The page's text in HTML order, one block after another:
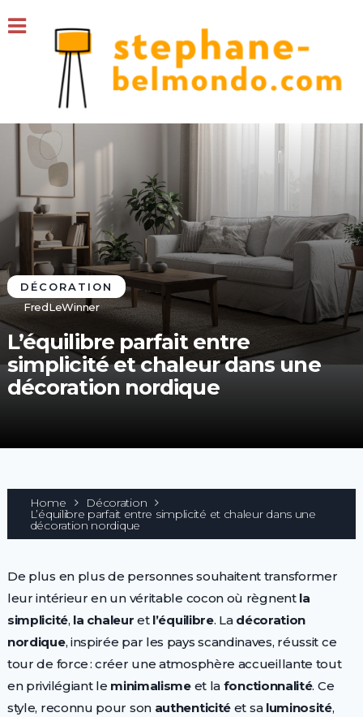
DÉCORATION
FredLeWinner
L’équilibre parfait entre
simplicité et chaleur dans une
décoration nordique
Home Décoration
L’équilibre parfait entre simplicité et chaleur dans une
décoration nordique
De plus en plus de personnes souhaitent transformer
leur intérieur en un véritable cocon où règnent la
simplicité, la chaleur et l’équilibre. La décoration
nordique, inspirée par les pays scandinaves, réussit ce
tour de force : créer une atmosphère accueillante tout
en privilégiant le minimalismeet la fonctionnalité. Ce
style, reconnu pour son authenticité et sa luminosité,